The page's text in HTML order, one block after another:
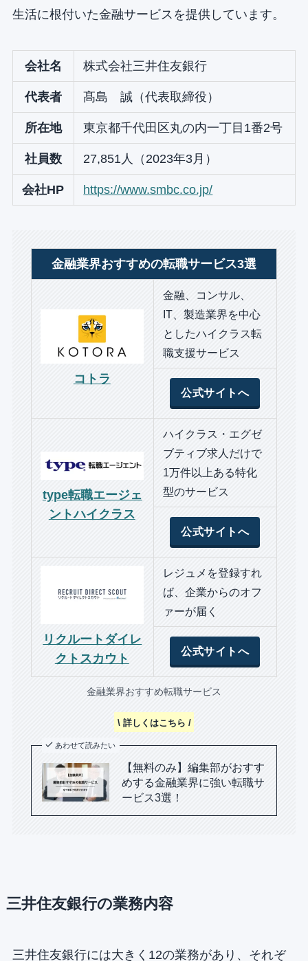
生活に根付いた金融サービスを提供しています。
会社名 株式会社三井住友銀行
代表者 髙島 誠（代表取締役）
所在地 東京都千代田区丸の内一丁目1番2号
社員数 27,851人（2023年3月）
会社HP https://www.smbc.co.jp/
金融業界おすすめの転職サービス3選
コトラ
金融、コンサル、
IT、製造業界を中心
としたハイクラス転
職支援サービス
公式サイトへ
type転職エージェ
ントハイクラス
ハイクラス・エグゼ
ブティブ求人だけで
1万件以上ある特化
型のサービス
公式サイトへ
リクルートダイレ
クトスカウト
レジュメを登録すれ
ば、企業からのオフ
ァーが届く
公式サイトへ
金融業界おすすめ転職サービス
\ 詳しくはこちら /
あわせて読みたい
【無料のみ】編集部がおすす
めする金融業界に強い転職サ
ービス3選！
三井住友銀行の業務内容
三井住友銀行には大きく12の業務があり、それぞ